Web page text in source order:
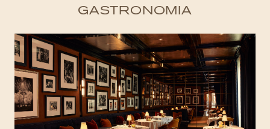
GASTRONOMIA